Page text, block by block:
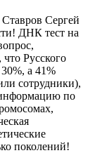
Сергей
ДНК тест на
Русского
а 41%
сотрудники),
по
поколений!